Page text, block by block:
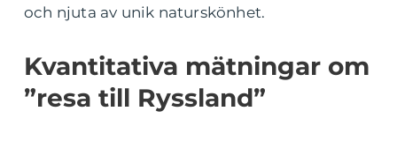
och njuta av unik naturskönhet.
Kvantitativa mätningar om
”resa till Ryssland”